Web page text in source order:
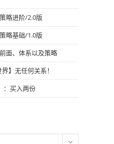
略进阶/2.0版
略基础/1.0版
面、体系以及策略
】无任何关系！
：买入两份